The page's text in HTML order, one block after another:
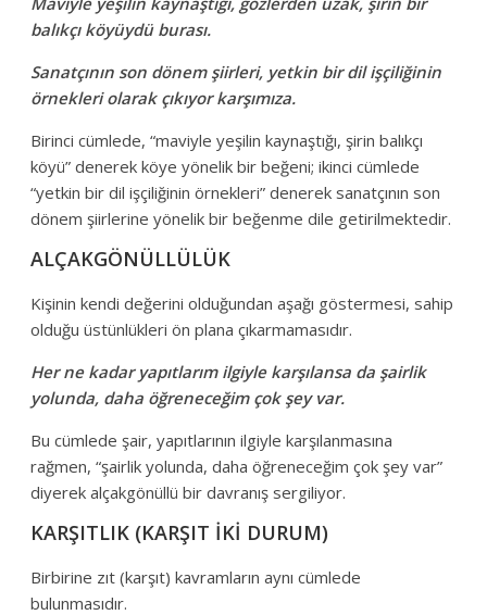
balıkçı köyüydü burası.
Sanatçının son dönem şiirleri, yetkin bir dil işçiliğinin
örnekleri olarak çıkıyor karşımıza.
Birinci cümlede, “maviyle yeşilin kaynaştığı, şirin balıkçı
köyü” denerek köye yönelik bir beğeni; ikinci cümlede
“yetkin bir dil işçiliğinin örnekleri” denerek sanatçının son
dönem şiirlerine yönelik bir beğenme dile getirilmektedir.
ALÇAKGÖNÜLLÜLÜK
Kişinin kendi değerini olduğundan aşağı göstermesi, sahip
olduğu üstünlükleri ön plana çıkarmamasıdır.
Her ne kadar yapıtlarım ilgiyle karşılansa da şairlik
yolunda, daha öğreneceğim çok şey var.
Bu cümlede şair, yapıtlarının ilgiyle karşılanmasına
rağmen, “şairlik yolunda, daha öğreneceğim çok şey var”
diyerek alçakgönüllü bir davranış sergiliyor.
KARŞITLIK (KARŞIT İKİ DURUM)
Birbirine zıt (karşıt) kavramların aynı cümlede
bulunmasıdır.